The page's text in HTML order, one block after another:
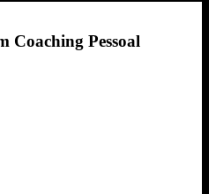
Coaching Pessoal